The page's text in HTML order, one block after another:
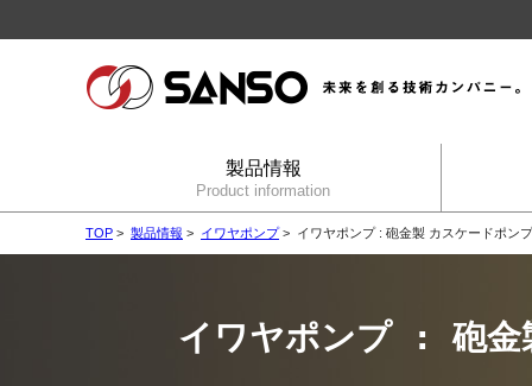
製品情報
Product information
TOP > 製品情報 > イワヤポンプ> イワヤポンプ : 砲金製 カスケードポンプ
イワヤポンプ : 砲金